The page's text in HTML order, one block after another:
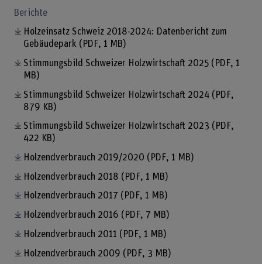
Berichte
Holzeinsatz Schweiz 2018-2024: Datenbericht zum
Gebäudepark (PDF, 1 MB)
Stimmungsbild Schweizer Holzwirtschaft 2025 (PDF, 1
MB)
Stimmungsbild Schweizer Holzwirtschaft 2024 (PDF,
879 KB)
Stimmungsbild Schweizer Holzwirtschaft 2023 (PDF,
422 KB)
Holzendverbrauch 2019/2020 (PDF, 1 MB)
Holzendverbrauch 2018 (PDF, 1 MB)
Holzendverbrauch 2017 (PDF, 1 MB)
Holzendverbrauch 2016 (PDF, 7 MB)
Holzendverbrauch 2011 (PDF, 1 MB)
Holzendverbrauch 2009 (PDF, 3 MB)